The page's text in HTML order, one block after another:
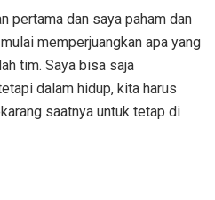
pertama dan saya paham dan
memperjuangkan apa yang
tim. Saya bisa saja
dalam hidup, kita harus
saatnya untuk tetap di